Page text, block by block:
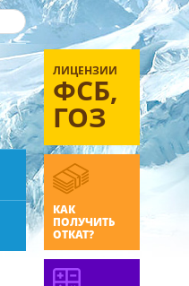
ЛИЦЕНЗИИ
ФСБ,
ГОЗ
КАК
ПОЛУЧИТЬ
ОТКАТ?